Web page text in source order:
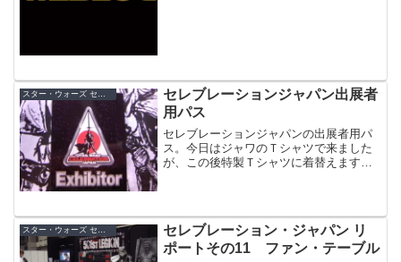
スター・ウォーズ セレブレーション・ジャパン（2008）
セレブレーションジャパン出展者
用パス
セレブレーションジャパンの出展者用パ
ス。今日はジャワのＴシャツで来ました
が、この後特製Ｔシャツに着替えます！
スター・ウォーズ セレブレーション・ジャパン（2008）
セレブレーション・ジャパン リ
ポートその11 ファン・テーブル